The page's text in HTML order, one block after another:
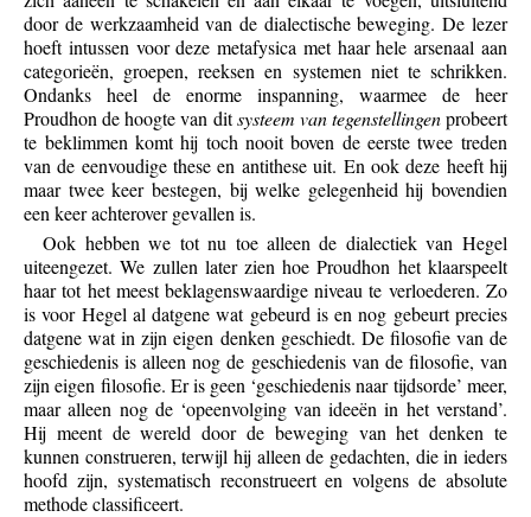
door de werkzaamheid van de dialectische beweging. De lezer
hoeft intussen voor deze metafysica met haar hele arsenaal aan
categorieën, groepen, reeksen en systemen niet te schrikken.
Ondanks heel de enorme inspanning, waarmee de heer
Proudhon de hoogte van ditsysteem van tegenstellingenprobeert
te beklimmen komt hij toch nooit boven de eerste twee treden
van de eenvoudige these en antithese uit. En ook deze heeft hij
maar twee keer bestegen, bij welke gelegenheid hij bovendien
een keer achterover gevallen is.
Ook hebben we tot nu toe alleen de dialectiek van Hegel
uiteengezet. We zullen later zien hoe Proudhon het klaarspeelt
haar tot het meest beklagenswaardige niveau te verloederen. Zo
is voor Hegel al datgene wat gebeurd is en nog gebeurt precies
datgene wat in zijn eigen denken geschiedt. De filosofie van de
geschiedenis is alleen nog de geschiedenis van de filosofie, van
zijn eigen filosofie. Er is geen ‘geschiedenis naar tijdsorde’ meer,
maar alleen nog de ‘opeenvolging van ideeën in het verstand’.
Hij meent de wereld door de beweging van het denken te
kunnen construeren, terwijl hij alleen de gedachten, die in ieders
hoofd zijn, systematisch reconstrueert en volgens de absolute
methode classificeert.